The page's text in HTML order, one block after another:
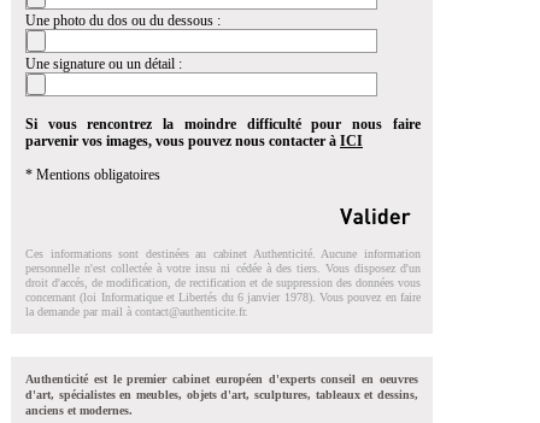
Une photo du dos ou du dessous :
Une signature ou un détail :
Si vous rencontrez la moindre difficulté pour nous faire
parvenir vos images, vous pouvez nous contacter à ICI
* Mentions obligatoires
Ces informations sont destinées au cabinet Authenticité. Aucune information
personnelle n'est collectée à votre insu ni cédée à des tiers. Vous disposez d'un
droit d'accés, de modification, de rectification et de suppression des données vous
concernant (loi Informatique et Libertés du 6 janvier 1978). Vous pouvez en faire
la demande par mail à contact@authenticite.fr.
Authenticité est le premier cabinet européen d'experts conseil en oeuvres
d'art, spécialistes en meubles, objets d'art, sculptures, tableaux et dessins,
anciens et modernes.